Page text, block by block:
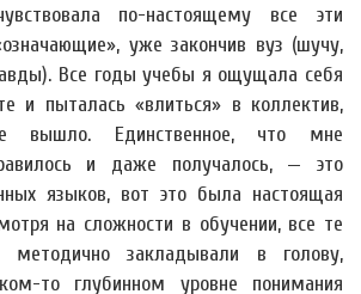
по-настоящему все эти
уже закончив вуз (шучу,
Все годы учебы я ощущала себя
и пыталась «влиться» в коллектив,
Единственное, что мне
и даже получалось, — это
языков, вот это была настоящая
на сложности в обучении, все те
закладывали в голову,
то глубинном уровне понимания